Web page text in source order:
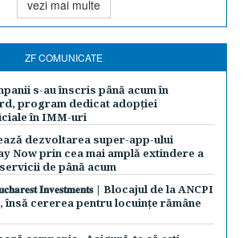
vezi mai multe
ZF COMUNICATE
s-au înscris până acum în
program dedicat adopției
în IMM-uri
dezvoltarea super-app-ului
Now prin cea mai amplă extindere a
de până acum
𝐈𝐧𝐯𝐞𝐬𝐭𝐦𝐞𝐧𝐭𝐬 | Blocajul de la ANCPI
însă cererea pentru locuințe rămâne